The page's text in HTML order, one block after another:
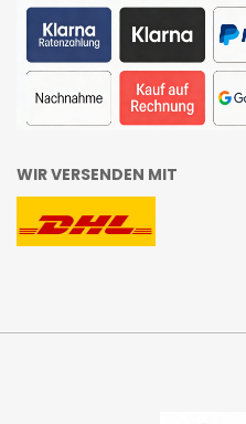
WIR VERSENDEN MIT